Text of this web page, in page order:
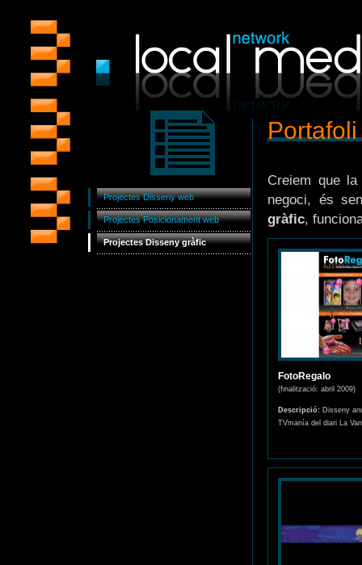
Projectes Disseny web
Projectes Posicionament web
Projectes Disseny gràfic
Portafoli
Creiem que
negoci, és
gràfic,
FotoRegalo
(finalització: abril 2009)
Descripció: Disseny
TVmanía del diari La